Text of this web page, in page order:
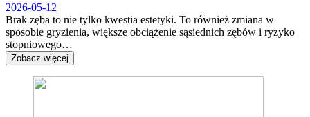
2026-05-12
Brak zęba to nie tylko kwestia estetyki. To również zmiana w
sposobie gryzienia, większe obciążenie sąsiednich zębów i ryzyko
stopniowego…
Zobacz więcej